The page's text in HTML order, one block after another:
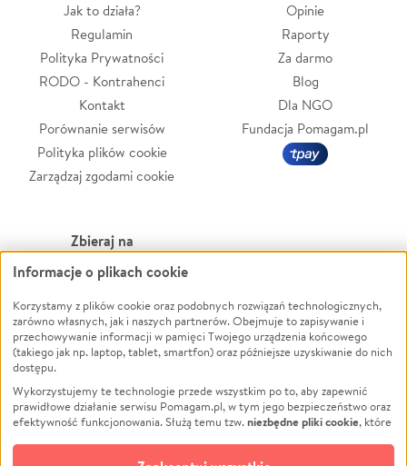
Jak to działa?
Regulamin
Polityka Prywatności
RODO - Kontrahenci
Kontakt
Porównanie serwisów
Polityka plików cookie
Zarządzaj zgodami cookie
Opinie
Raporty
Za darmo
Blog
Dla NGO
Fundacja Pomagam.pl
Zbieraj na
Leczenie
Zwierzęta
Pożar
Ukraina
Pomoc Finansowa
Projekty
Pogrzeb
Powódź
Wichura
NGO
Edukacja
Podróż
Impreza
Informacje o plikach cookie
Korzystamy z plików cookie oraz podobnych rozwiązań technologicznych,
zarówno własnych, jak i naszych partnerów. Obejmuje to zapisywanie i
przechowywanie informacji w pamięci Twojego urządzenia końcowego
(takiego jak np. laptop, tablet, smartfon) oraz późniejsze uzyskiwanie do nich
dostępu.
Wykorzystujemy te technologie przede wszystkim po to, aby zapewnić
prawidłowe działanie serwisu Pomagam.pl, w tym jego bezpieczeństwo oraz
efektywność funkcjonowania. Służą temu tzw.niezbędne pliki cookie, które
opcjonalnych plików cookie